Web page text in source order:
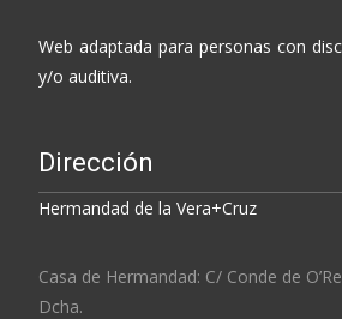
Web adaptada para personas con
y/o auditiva.
Dirección
Hermandad de la Vera+Cruz
Casa de Hermandad: C/ Conde de
Dcha.